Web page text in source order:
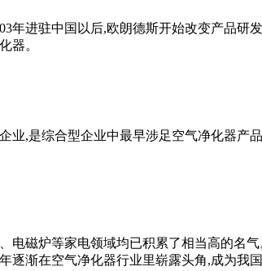
年进驻中国以后,欧朗德斯开始改变产品
器。
业,是综合型企业中最早涉足空气净化器
电磁炉等家电领域均已积累了相当高的名
逐渐在空气净化器行业里崭露头角,成为我